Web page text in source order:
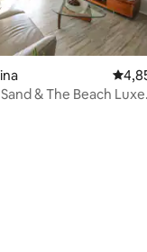
& The Beach Luxe